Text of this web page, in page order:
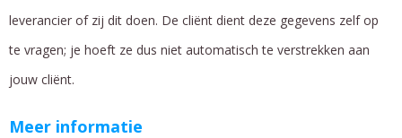
leverancier of zij dit doen. De cliënt dient deze gegevens zelf op
te vragen; je hoeft ze dus niet automatisch te verstrekken aan
jouw cliënt.
Meer informatie